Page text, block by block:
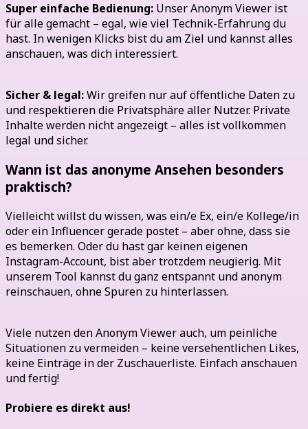
Super einfache Bedienung: Unser Anonym Viewer ist
für alle gemacht – egal, wie viel Technik-Erfahrung du
hast. In wenigen Klicks bist du am Ziel und kannst alles
anschauen, was dich interessiert.
Sicher & legal:Wir greifen nur auf öffentliche Daten zu
und respektieren die Privatsphäre aller Nutzer. Private
Inhalte werden nicht angezeigt – alles ist vollkommen
legal und sicher.
Wann ist das anonyme Ansehen besonders
praktisch?
Vielleicht willst du wissen, was ein/e Ex, ein/e Kollege/in
oder ein Influencer gerade postet – aber ohne, dass sie
es bemerken. Oder du hast gar keinen eigenen
Instagram-Account, bist aber trotzdem neugierig. Mit
unserem Tool kannst du ganz entspannt und anonym
reinschauen, ohne Spuren zu hinterlassen.
Viele nutzen den Anonym Viewer auch, um peinliche
Situationen zu vermeiden – keine versehentlichen Likes,
keine Einträge in der Zuschauerliste. Einfach anschauen
und fertig!
Probiere es direkt aus!